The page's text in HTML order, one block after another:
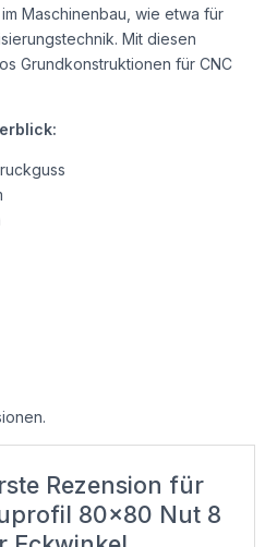
Maschinenbau, wie etwa für
Mit diesen
Grundkonstruktionen für CNC
Rezension für
80×80 Nut 8